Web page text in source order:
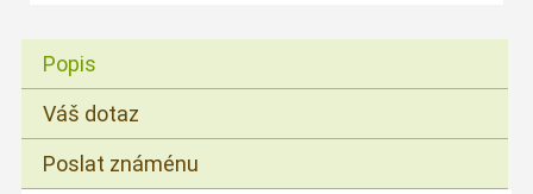
Popis
Váš dotaz
Poslat známénu